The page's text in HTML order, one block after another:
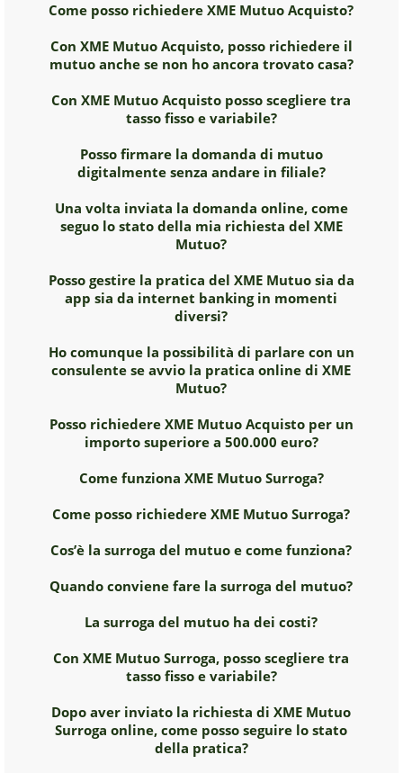
Come posso richiedere XME Mutuo Acquisto?
Con XME Mutuo Acquisto, posso richiedere il
mutuo anche se non ho ancora trovato casa?
Con XME Mutuo Acquisto posso scegliere tra
tasso fisso e variabile?
Posso firmare la domanda di mutuo
digitalmente senza andare in filiale?
Una volta inviata la domanda online, come
seguo lo stato della mia richiesta del XME
Mutuo?
Posso gestire la pratica del XME Mutuo sia da
app sia da internet banking in momenti
diversi?
Ho comunque la possibilità di parlare con un
consulente se avvio la pratica online di XME
Mutuo?
Posso richiedere XME Mutuo Acquisto per un
importo superiore a 500.000 euro?
Come funziona XME Mutuo Surroga?
Come posso richiedere XME Mutuo Surroga?
Cos’è la surroga del mutuo e come funziona?
Quando conviene fare la surroga del mutuo?
La surroga del mutuo ha dei costi?
Con XME Mutuo Surroga, posso scegliere tra
tasso fisso e variabile?
Dopo aver inviato la richiesta di XME Mutuo
Surroga online, come posso seguire lo stato
della pratica?